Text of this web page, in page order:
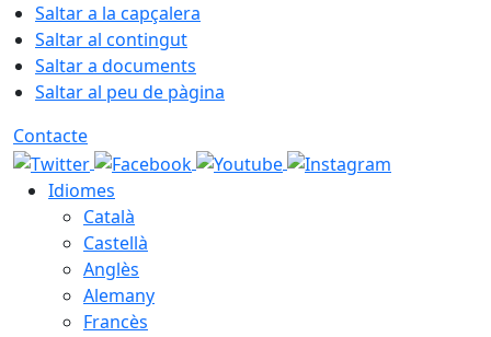
Saltar a la capçalera
Saltar al contingut
Saltar a documents
Saltar al peu de pàgina
Contacte
Idiomes
Català
Castellà
Anglès
Alemany
Francès